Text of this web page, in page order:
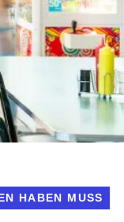
HABEN MUSS